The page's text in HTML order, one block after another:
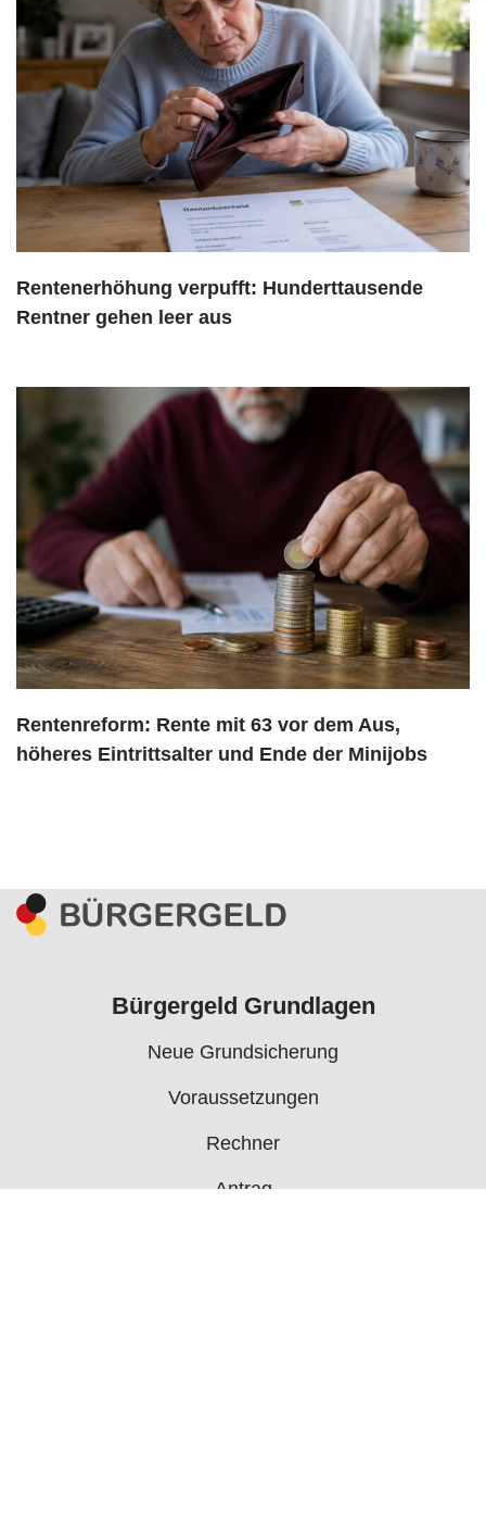
Rentenerhöhung verpufft: Hunderttausende
Rentner gehen leer aus
Rentenreform: Rente mit 63 vor dem Aus,
höheres Eintrittsalter und Ende der Minijobs
Bürgergeld Grundlagen
Neue Grundsicherung
Voraussetzungen
Rechner
Antrag